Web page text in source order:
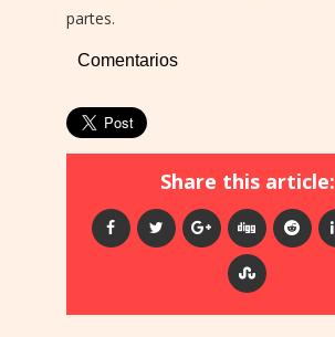
partes.
Comentarios
Share this article: